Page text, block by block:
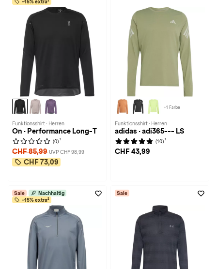
-15% extra²
Funktionsshirt · Herren
On · Performance Long-T
(0) 1
CHF 85,99 UVP CHF 98,99
CHF 73,09
+1 Farbe
Funktionsshirt · Herren
adidas · adi365--- LS
(10) 1
CHF 43,99
Sale
Nachhaltig
-15% extra²
Sale